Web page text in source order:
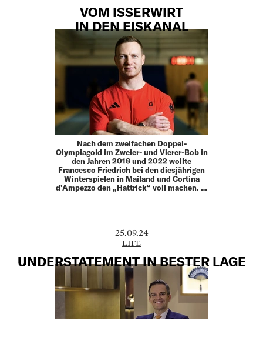
VOM ISSERWIRT
IN DEN EISKANAL
Nach dem zweifachen Doppel-
Olympiagold im Zweier- und Vierer-Bob in
den Jahren 2018 und 2022 wollte
Francesco Friedrich bei den diesjährigen
Winterspielen in Mailand und Cortina
d’Ampezzo den „Hattrick“ voll machen. …
25.09.24
LIFE
UNDERSTATEMENT IN BESTER LAGE